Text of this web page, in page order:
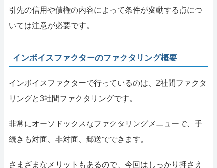
引先の信用や債権の内容によって条件が変動する点につ
いては注意が必要です。
インボイスファクターのファクタリング概要
インボイスファクターで行っているのは、2社間ファクタ
リングと3社間ファクタリングです。
非常にオーソドックスなファクタリングメニューで、手
続きも対面、非対面、郵送でできます。
さまざまなメリットもあるので、今回はしっかり押さえ